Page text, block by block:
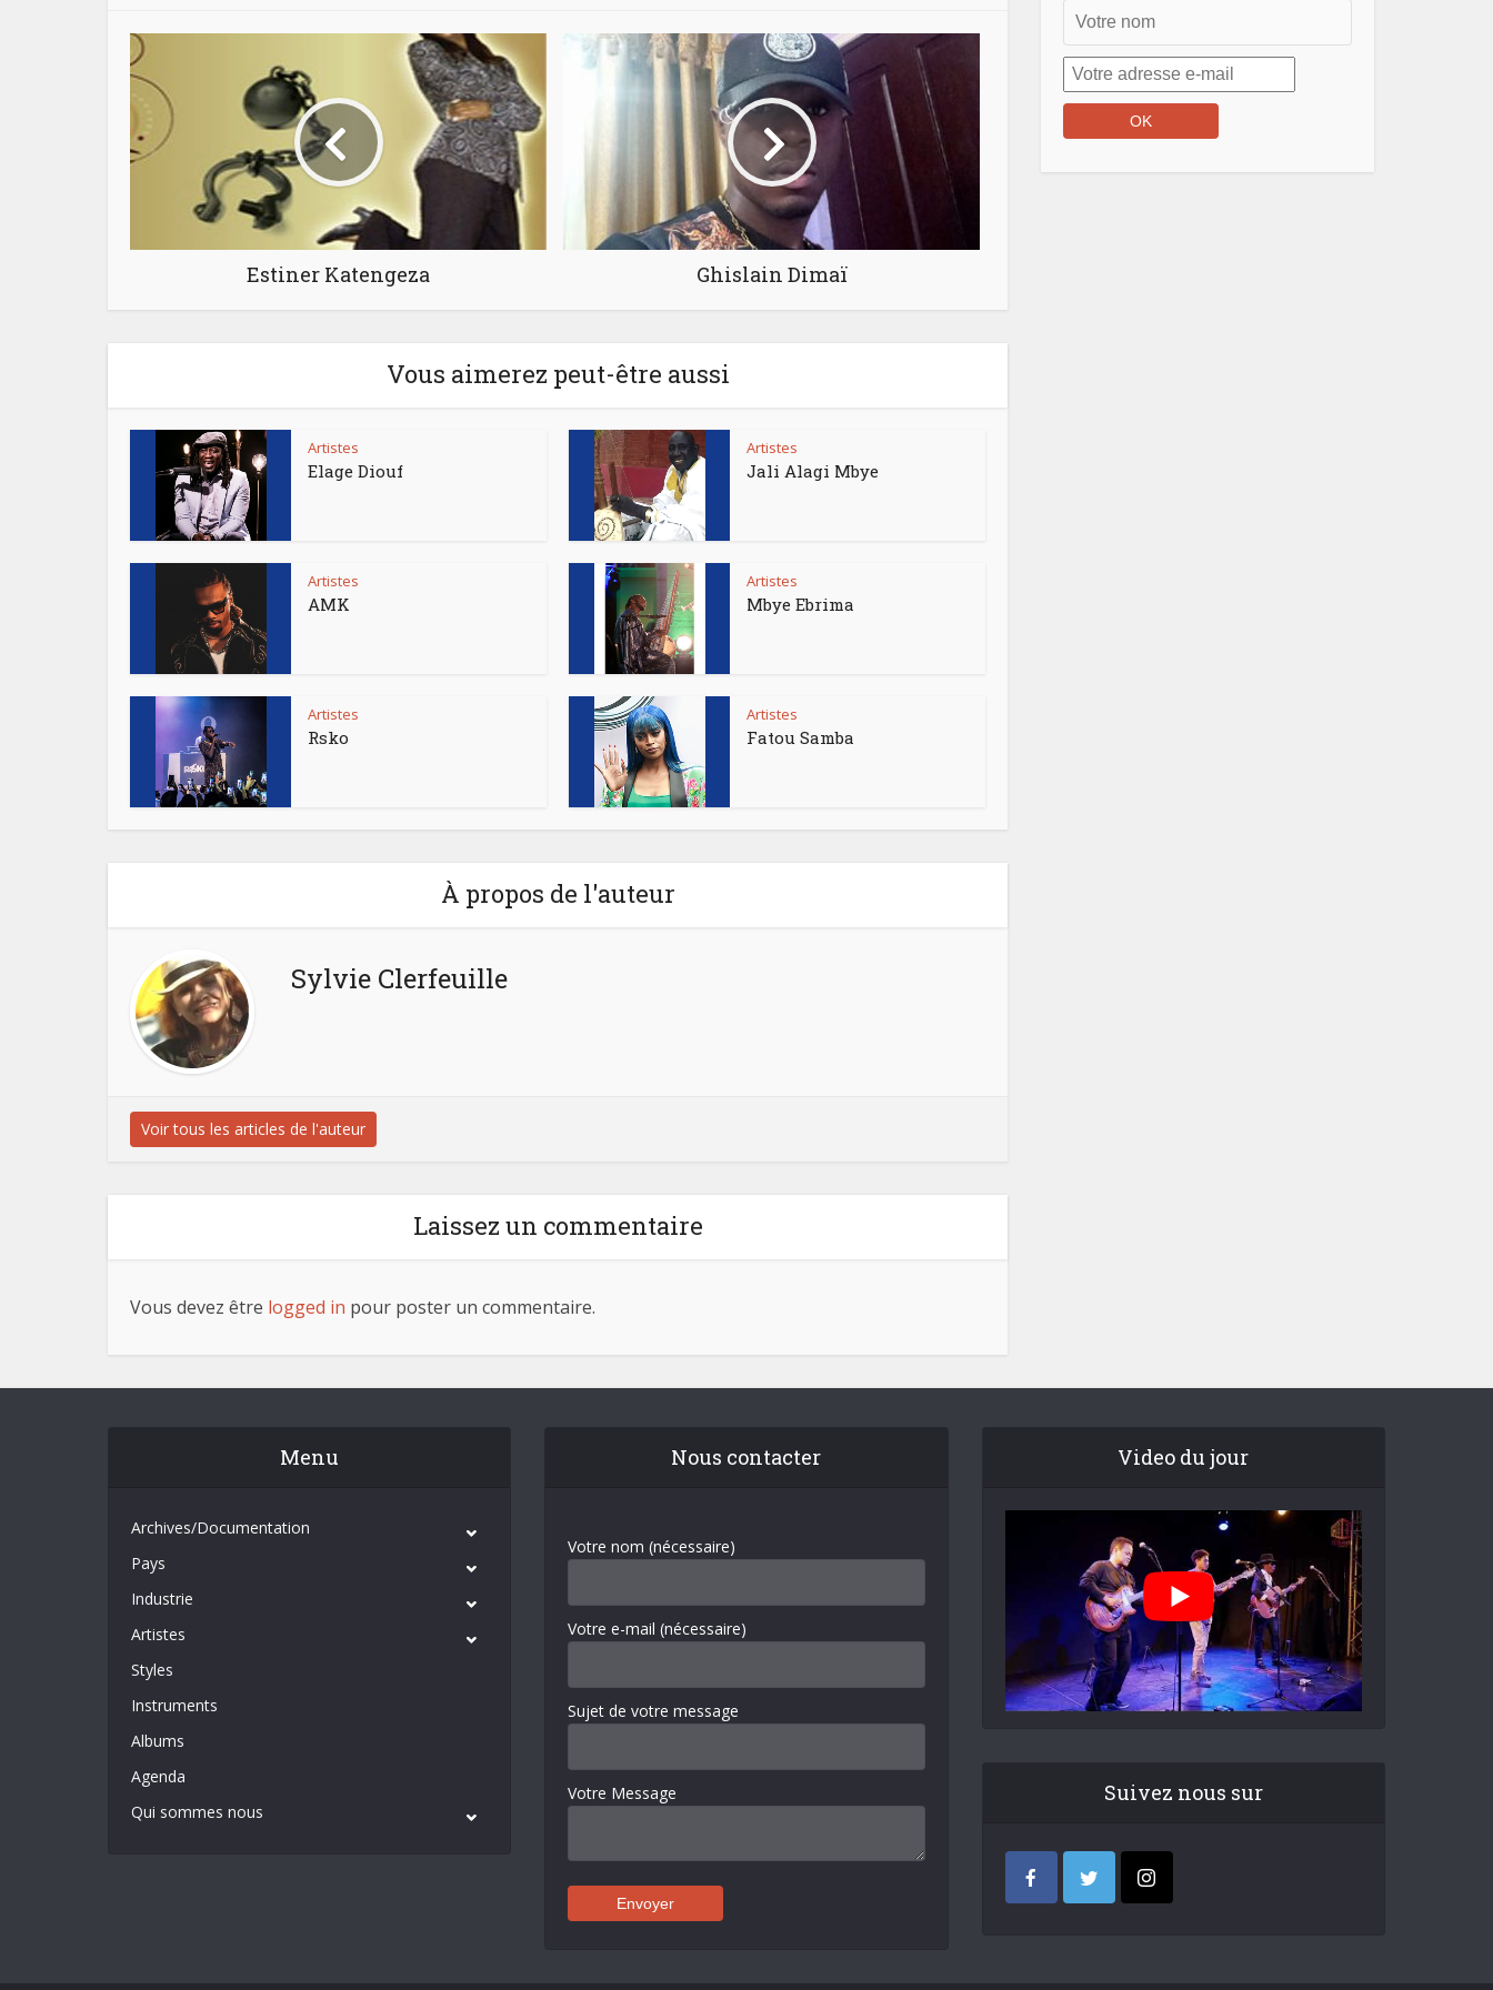
Estiner Katengeza Ghislain Dimaï
Vous aimerez peut-être aussi
Artistes
Elage Diouf
Artistes
Jali Alagi Mbye
Artistes
AMK
Artistes
Mbye Ebrima
Artistes
Rsko
Artistes
Fatou Samba
À propos de l'auteur
Sylvie Clerfeuille
Voir tous les articles de l'auteur
Laissez un commentaire
Vous devez être logged in pour poster un commentaire.
Menu
Archives/Documentation
Pays
Industrie
Artistes
Styles
Instruments
Albums
Agenda
Qui sommes nous
Nous contacter
Votre nom (nécessaire)
Votre e-mail (nécessaire)
Sujet de votre message
Votre Message
Video du jour
Suivez nous sur